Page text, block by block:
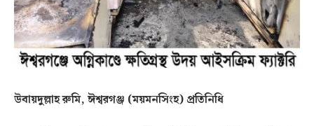
উবায়দুল্লাহ রুমি, ঈশ্বরগঞ্জ (ময়মনসিংহ) প্রতিনিধি